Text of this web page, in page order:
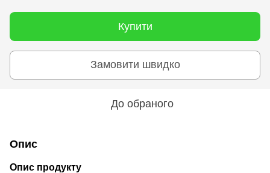
Купити
Замовити швидко
До обраного
Опис
Опис продукту